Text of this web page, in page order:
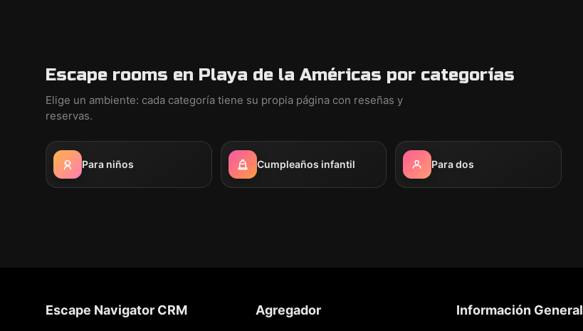
Escape rooms en Playa de la Américas por categorías
Elige un ambiente: cada categoría tiene su propia página con reseñas y
reservas.
Para niños Cumpleaños infantil Para dos
Escape Navigator CRM Agregador Información General